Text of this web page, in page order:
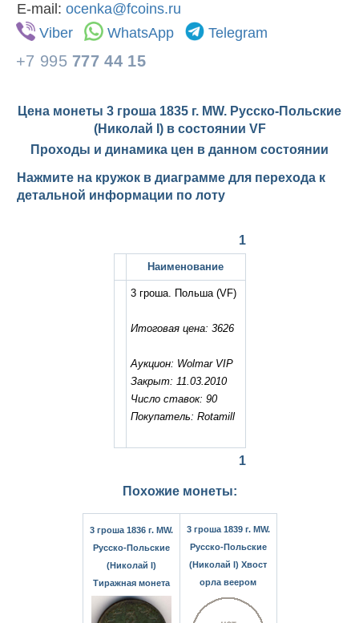
E-mail: ocenka@fcoins.ru
Viber
WhatsApp Telegram
+7 995 777 44 15
Цена монеты 3 гроша 1835 г. MW. Русско-Польские
(Николай I) в состоянии VF
Проходы и динамика цен в данном состоянии
Нажмите на кружок в диаграмме для перехода к
детальной информации по лоту
1
Наименование
3 гроша. Польша(VF)
Итоговая цена: 3626
Аукцион: Wolmar VIP
Закрыт: 11.03.2010
Число ставок: 90
Покупатель: Rotamill
1
Похожие монеты:
3 гроша 1836 г. MW.
Русско-Польские
(Николай I)
Тиражная монета
3 гроша 1839 г. MW.
Русско-Польские
(Николай I) Хвост
орла веером